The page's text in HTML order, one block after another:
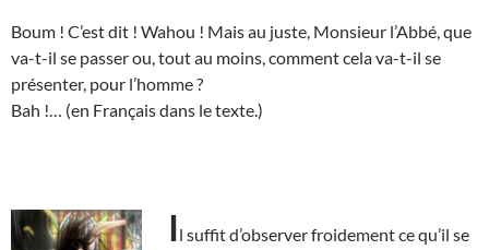
Boum ! C’est dit ! Wahou ! Mais au juste, Monsieur l’Abbé, que
va-t-il se passer ou, tout au moins, comment cela va-t-il se
présenter, pour l’homme ?
Bah !… (en Français dans le texte.)
Il suffit d’observer froidement ce qu’il se